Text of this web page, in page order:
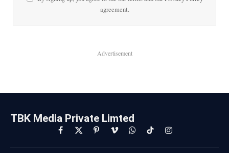
agreement.
Advertisement
TBK Media Private Limted
Facebook
X
(Twitter)
PinterestVimeoWhatsAppTikTokInstagram